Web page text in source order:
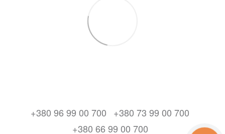
+380 96 99 00 700
+380 73 99 00 700
+380 66 99 00 700